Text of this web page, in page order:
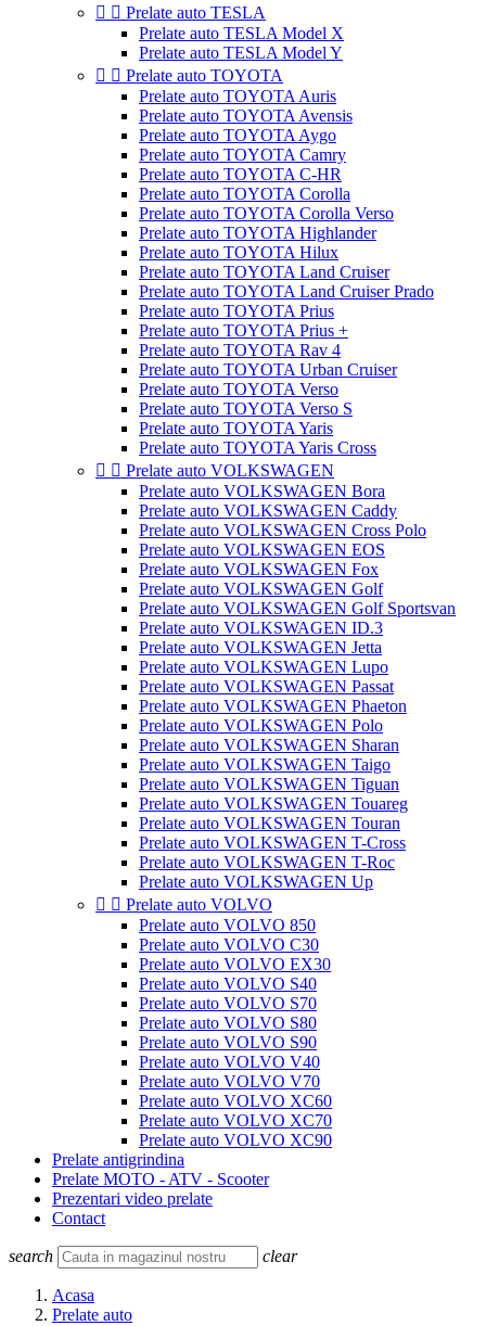
  Prelate auto TESLA
Prelate auto TESLA Model X
Prelate auto TESLA Model Y
  Prelate auto TOYOTA
Prelate auto TOYOTA Auris
Prelate auto TOYOTA Avensis
Prelate auto TOYOTA Aygo
Prelate auto TOYOTA Camry
Prelate auto TOYOTA C-HR
Prelate auto TOYOTA Corolla
Prelate auto TOYOTA Corolla Verso
Prelate auto TOYOTA Highlander
Prelate auto TOYOTA Hilux
Prelate auto TOYOTA Land Cruiser
Prelate auto TOYOTA Land Cruiser Prado
Prelate auto TOYOTA Prius
Prelate auto TOYOTA Prius +
Prelate auto TOYOTA Rav 4
Prelate auto TOYOTA Urban Cruiser
Prelate auto TOYOTA Verso
Prelate auto TOYOTA Verso S
Prelate auto TOYOTA Yaris
Prelate auto TOYOTA Yaris Cross
  Prelate auto VOLKSWAGEN
Prelate auto VOLKSWAGEN Bora
Prelate auto VOLKSWAGEN Caddy
Prelate auto VOLKSWAGEN Cross Polo
Prelate auto VOLKSWAGEN EOS
Prelate auto VOLKSWAGEN Fox
Prelate auto VOLKSWAGEN Golf
Prelate auto VOLKSWAGEN Golf Sportsvan
Prelate auto VOLKSWAGEN ID.3
Prelate auto VOLKSWAGEN Jetta
Prelate auto VOLKSWAGEN Lupo
Prelate auto VOLKSWAGEN Passat
Prelate auto VOLKSWAGEN Phaeton
Prelate auto VOLKSWAGEN Polo
Prelate auto VOLKSWAGEN Sharan
Prelate auto VOLKSWAGEN Taigo
Prelate auto VOLKSWAGEN Tiguan
Prelate auto VOLKSWAGEN Touareg
Prelate auto VOLKSWAGEN Touran
Prelate auto VOLKSWAGEN T-Cross
Prelate auto VOLKSWAGEN T-Roc
Prelate auto VOLKSWAGEN Up
  Prelate auto VOLVO
Prelate auto VOLVO 850
Prelate auto VOLVO C30
Prelate auto VOLVO EX30
Prelate auto VOLVO S40
Prelate auto VOLVO S70
Prelate auto VOLVO S80
Prelate auto VOLVO S90
Prelate auto VOLVO V40
Prelate auto VOLVO V70
Prelate auto VOLVO XC60
Prelate auto VOLVO XC70
Prelate auto VOLVO XC90
Prelate antigrindina
Prelate MOTO - ATV - Scooter
Prezentari video prelate
Contact
search clear
Acasa
Prelate auto